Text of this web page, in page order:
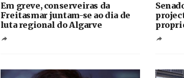
Em greve, conserveiras da
Freitasmar juntam-se ao dia de
luta regional do Algarve